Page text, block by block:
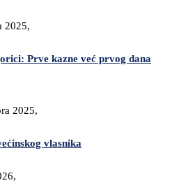
2025,
Prve kazne već prvog dana
2025,
vlasnika